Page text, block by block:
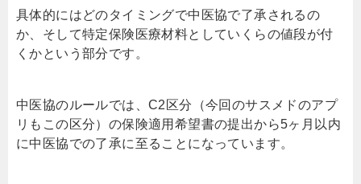
具体的にはどのタイミングで中医協で了承されるの
か、そして特定保険医療材料としていくらの値段が付
くかという部分です。
中医協のルールでは、C2区分（今回のサスメドのアプ
リもこの区分）の保険適用希望書の提出から5ヶ月以内
に中医協での了承に至ることになっています。